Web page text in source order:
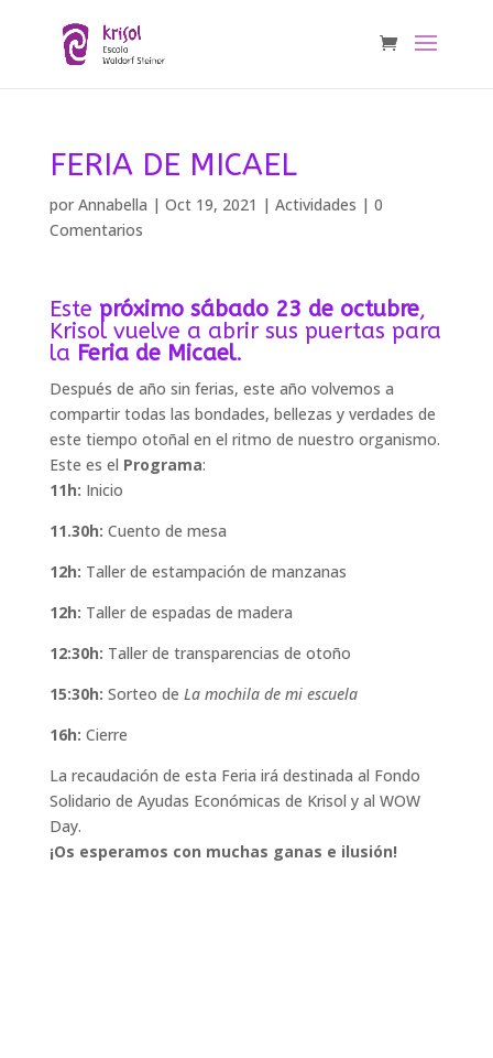
FERIA DE MICAEL
por Annabella | Oct 19, 2021 | Actividades | 0
Comentarios
Este próximo sábado 23 de octubre,
Krisol vuelve a abrir sus puertas para
la Feria de Micael.
Después de año sin ferias, este año volvemos a
compartir todas las bondades, bellezas y verdades de
este tiempo otoñal en el ritmo de nuestro organismo.
Este es el Programa:
11h: Inicio
11.30h: Cuento de mesa
12h: Taller de estampación de manzanas
12h: Taller de espadas de madera
12:30h: Taller de transparencias de otoño
15:30h: Sorteo de La mochila de mi escuela
16h: Cierre
La recaudación de esta Feria irá destinada al Fondo
Solidario de Ayudas Económicas de Krisol y al WOW
Day.
¡Os esperamos con muchas ganas e ilusión!